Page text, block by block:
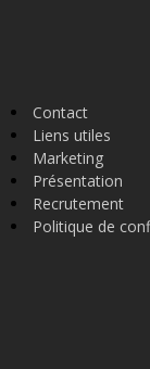
Contact
Liens utiles
Marketing
Présentation
Recrutement
Politique de